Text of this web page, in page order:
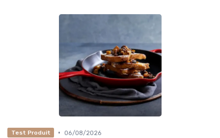
Test Produit • 06/08/2026